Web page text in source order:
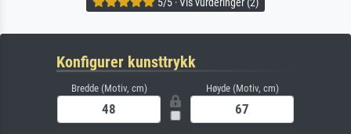
Konfigurer kunsttrykk
Bredde (Motiv, cm) Høyde (Motiv, cm)